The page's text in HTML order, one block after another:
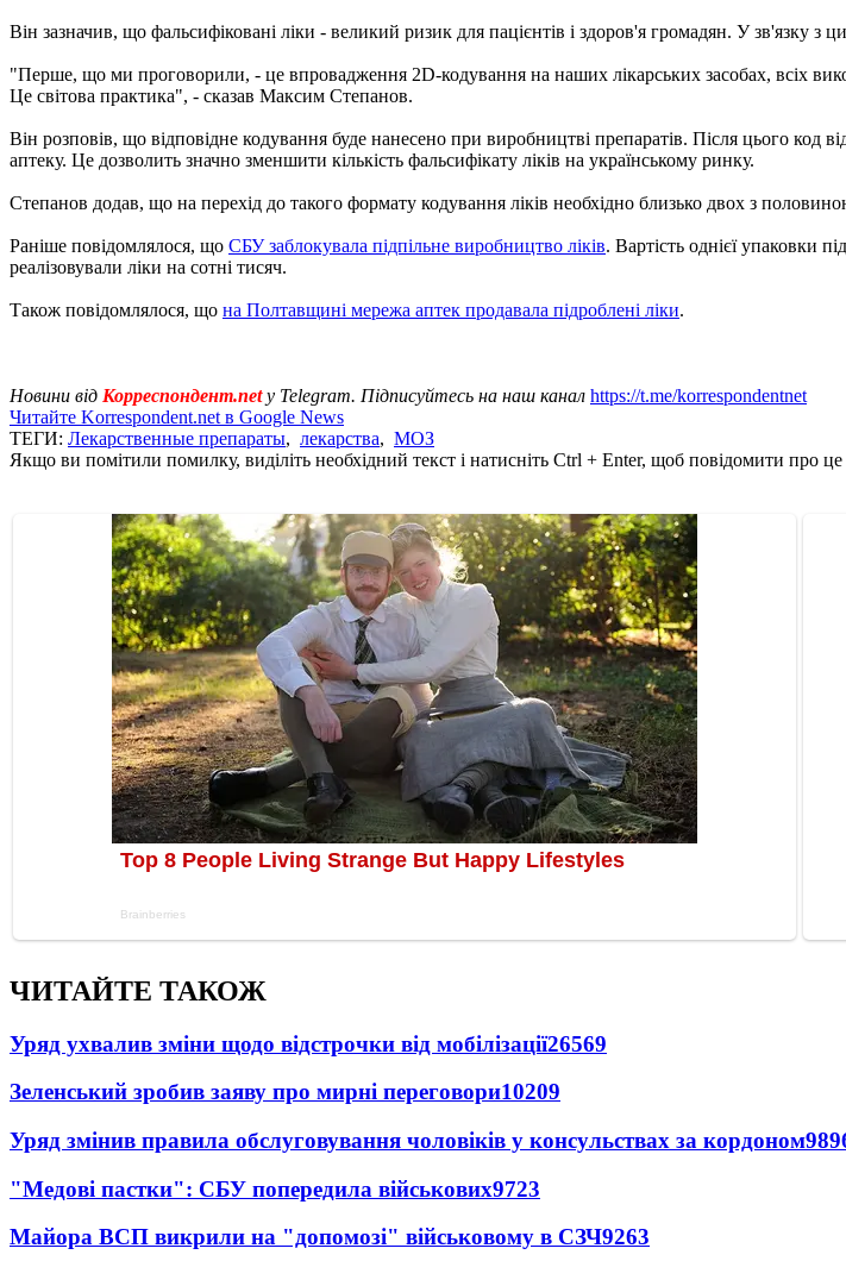
Він зазначив, що фальсифіковані ліки - великий ризик для пацієнтів і здоров'я громадян. У зв'язку
"Перше, що ми проговорили, - це впровадження 2D-кодування на наших лікарських засобах, всіх
Це світова практика", - сказав Максим Степанов.
Він розповів, що відповідне кодування буде нанесено при виробництві препаратів. Після цього код
аптеку. Це дозволить значно зменшити кількість фальсифікату ліків на українському ринку.
Степанов додав, що на перехід до такого формату кодування ліків необхідно близько двох з
Раніше повідомлялося, що CБУ заблокувала підпільне виробництво ліків. Вартість однієї упаковки
реалізовували ліки на сотні тисяч.
Також повідомлялося, що на Полтавщині мережа аптек продавала підроблені ліки.
Новини від Корреспондент.net у Telegram. Підписуйтесь на наш канал https://t.me/korrespondentnet
Читайте Korrespondent.net в Google News
ТЕГИ: Лекарственные препараты, лекарства, МОЗ
Якщо ви помітили помилку, виділіть необхідний текст і натисніть Ctrl + Enter, щоб повідомити про
ЧИТАЙТЕ ТАКОЖ
Уряд ухвалив зміни щодо відстрочки від мобілізації26569
Зеленський зробив заяву про мирні переговори10209
Уряд змінив правила обслуговування чоловіків у консульствах за кордоном
"Медові пастки": СБУ попередила військових9723
Майора ВСП викрили на "допомозі" військовому в СЗЧ9263